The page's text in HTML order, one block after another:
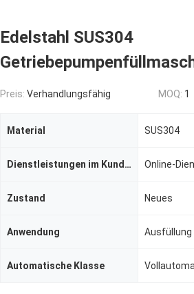
Edelstahl SUS304
Preis: Verhandlungsfähig MOQ: 1
Material SUS304
Dienstleistungen im Kundendienst Online-
Zustand Neues
Anwendung Ausfüllung
Automatische Klasse